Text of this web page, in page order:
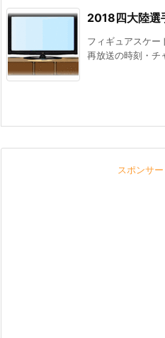
2018四大陸選
フィギュアスケー
再放送の時刻・チ
スポンサ